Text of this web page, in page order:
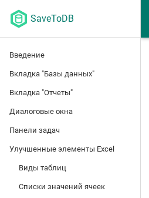
SaveToDB
Введение
Вкладка "Базы данных"
Вкладка "Отчеты"
Диалоговые окна
Панели задач
Улучшенные элементы Excel
Виды таблиц
Списки значений ячеек